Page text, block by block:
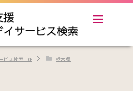
ビス検索 TOP
栃木県